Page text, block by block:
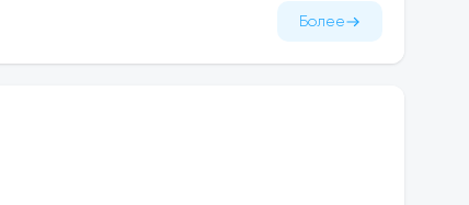
Более